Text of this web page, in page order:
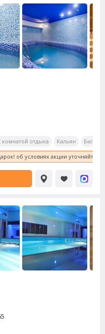
комнатой отдыха Кальян
об условиях акции уточняйте у